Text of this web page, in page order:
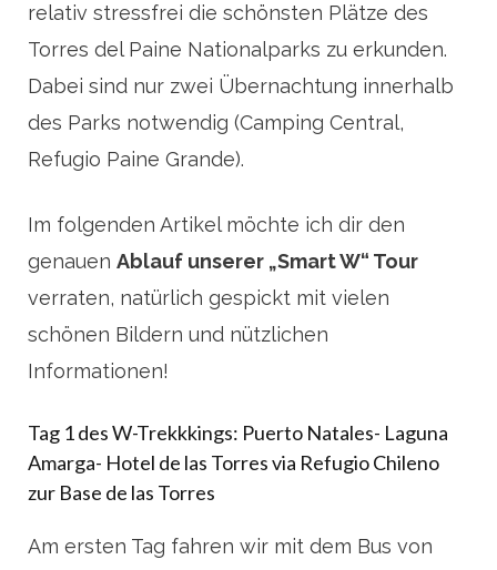
relativ stressfrei die schönsten Plätze des
Torres del Paine Nationalparks zu erkunden.
Dabei sind nur zwei Übernachtung innerhalb
des Parks notwendig (Camping Central,
Refugio Paine Grande).
Im folgenden Artikel möchte ich dir den
genauen Ablauf unserer „Smart W“ Tour
verraten, natürlich gespickt mit vielen
schönen Bildern und nützlichen
Informationen!
Tag 1 des W-Trekkkings: Puerto Natales- Laguna
Amarga- Hotel de las Torres via Refugio Chileno
zur Base de las Torres
Am ersten Tag fahren wir mit dem Bus von